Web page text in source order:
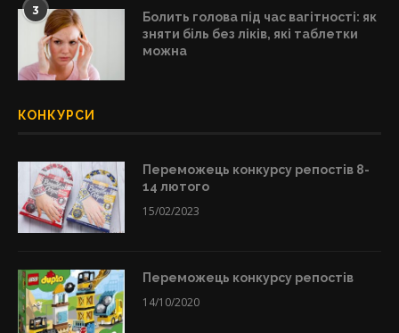
3
Болить голова під час вагітності: як
зняти біль без ліків, які таблетки
можна
КОНКУРСИ
Переможець конкурсу репостів 8-
14 лютого
15/02/2023
Переможець конкурсу репостів
14/10/2020